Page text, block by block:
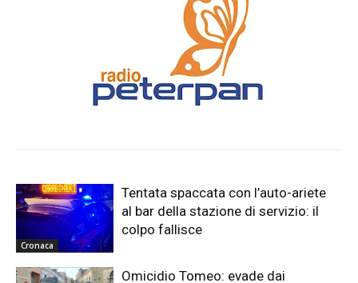
Cronaca
Tentata spaccata con l’auto-ariete
al bar della stazione di servizio: il
colpo fallisce
Omicidio Tomeo: evade dai